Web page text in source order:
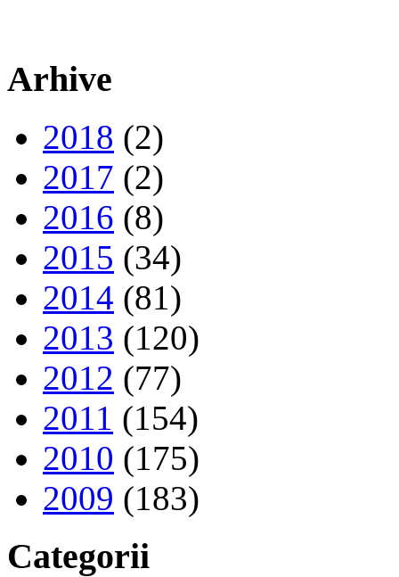
Arhive
2018 (2)
2017 (2)
2016 (8)
2015 (34)
2014 (81)
2013 (120)
2012 (77)
2011 (154)
2010 (175)
2009 (183)
Categorii